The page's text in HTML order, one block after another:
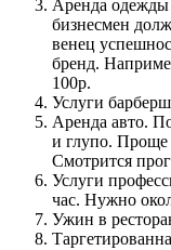
Аренда
бизнесмен
венец
бренд.
100р.
Услуги
Аренда авто.
и глупо.
Смотрится
Услуги
час. Нужно
Ужин в